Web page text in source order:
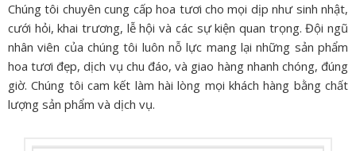
Chúng tôi chuyên cung cấp hoa tươi cho mọi dịp như sinh nhật,
cưới hỏi, khai trương, lễ hội và các sự kiện quan trọng. Đội ngũ
nhân viên của chúng tôi luôn nỗ lực mang lại những sản phẩm
hoa tươi đẹp, dịch vụ chu đáo, và giao hàng nhanh chóng, đúng
giờ. Chúng tôi cam kết làm hài lòng mọi khách hàng bằng chất
lượng sản phẩm và dịch vụ.